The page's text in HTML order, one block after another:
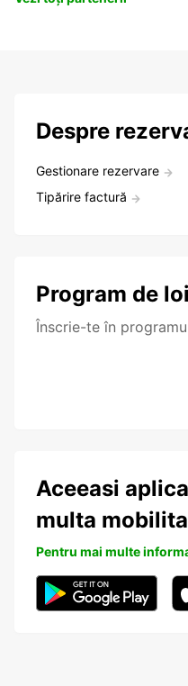
Despre
Gestionare rezervare
Tipărire factură
Program de
Înscrie-te în
Aceeasi
multa
Pentru mai multe